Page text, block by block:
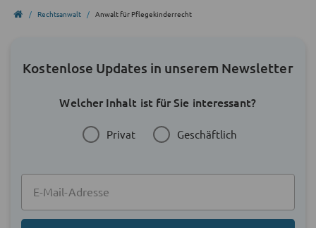
Rechtsanwalt Anwalt für Pflegekinderrecht
Kostenlose Updates in unserem Newsletter
Welcher Inhalt ist für Sie interessant?
Privat Geschäftlich